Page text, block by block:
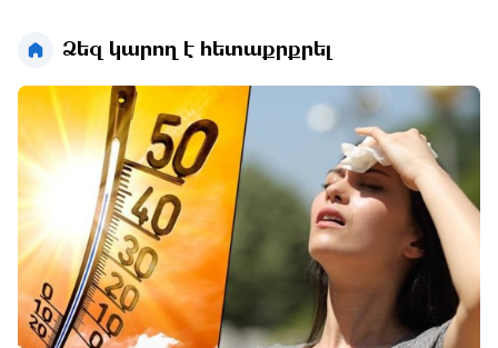
Ձեզ կարող է հետաքրքրել